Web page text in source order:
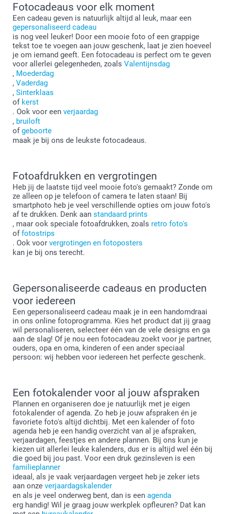
Fotocadeaus voor elk moment
Een cadeau geven is natuurlijk altijd al leuk, maar een
gepersonaliseerd cadeau
is nog veel leuker! Door een mooie foto of een grappige
tekst toe te voegen aan jouw geschenk, laat je zien hoeveel
je om iemand geeft. Een fotocadeau is perfect om te geven
voor allerlei gelegenheden, zoals Valentijnsdag
, Moederdag
, Vaderdag
, Sinterklaas
of kerst
. Ook voor een verjaardag
, bruiloft
ofgeboorte
maak je bij ons de leukste fotocadeaus.
Fotoafdrukken en vergrotingen
Heb jij de laatste tijd veel mooie foto's gemaakt? Zonde om
ze alleen op je telefoon of camera te laten staan! Bij
smartphoto heb je veel verschillende opties om jouw foto's
af te drukken. Denk aan standaard prints
, maar ook speciale fotoafdrukken, zoals retro foto's
offotostrips
. Ook voor vergrotingen en fotoposters
kan je bij ons terecht.
Gepersonaliseerde cadeaus en producten
voor iedereen
Een gepersonaliseerd cadeau maak je in een handomdraai
in ons online fotoprogramma. Kies het product dat jij graag
wil personaliseren, selecteer één van de vele designs en ga
aan de slag! Of je nou een fotocadeau zoekt voor je partner,
ouders, opa en oma, kinderen of een ander speciaal
persoon: wij hebben voor iedereen het perfecte geschenk.
Een fotokalender voor al jouw afspraken
Plannen en organiseren doe je natuurlijk met je eigen
fotokalender of agenda. Zo heb je jouw afspraken én je
favoriete foto's altijd dichtbij. Met een kalender of foto
agenda heb je een handig overzicht van al je afspraken,
verjaardagen, feestjes en andere plannen. Bij ons kun je
kiezen uit allerlei leuke kalenders, dus er is altijd wel één bij
die goed bij jou past. Voor een druk gezinsleven is een
familieplanner
ideaal, als je vaak verjaardagen vergeet heb je zeker iets
aan onze verjaardagskalender
en als je veel onderweg bent, dan is een agenda
erg handig! Wil je graag jouw werkplek opfleuren? Dat kan